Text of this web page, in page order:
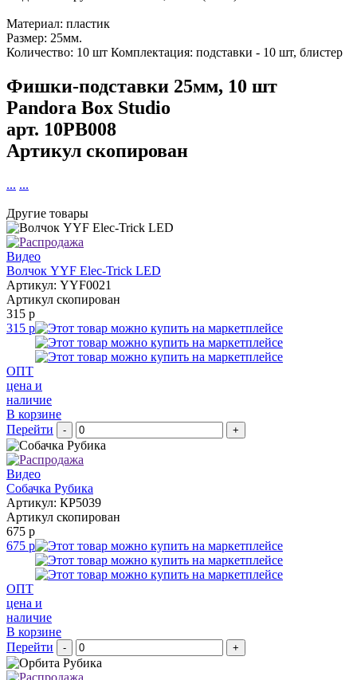
Материал: пластик
Размер: 25мм.
Количество: 10 шт Комплектация: подставки - 10 шт, блистер
Фишки-подставки 25мм, 10 шт
Pandora Box Studio
арт. 10PB008
Артикул скопирован
... ...
Другие товары
Видео
Волчок YYF Elec-Trick LED
Артикул: YYF0021
Артикул скопирован
315 р
315 р
ОПТ
цена и
наличие
В корзине
Перейти
- +
Видео
Собачка Рубика
Артикул: КР5039
Артикул скопирован
675 р
675 р
ОПТ
цена и
наличие
В корзине
Перейти
- +